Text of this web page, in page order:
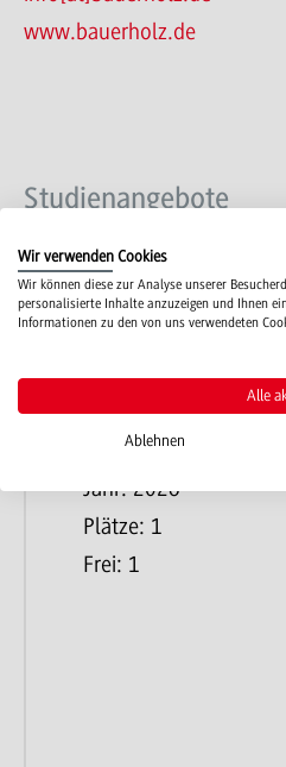
www.bauerholz.de
Studienangebote
BWL-Nachhaltiges Bauen
Jahr: 2026
Plätze: 1
Frei: 1
Wir verwenden Cookies
Wir können diese zur Analyse unserer
personalisierte Inhalte anzuzeigen und Ihnen
Informationen zu den von uns verwendeten
Alle
Ablehnen